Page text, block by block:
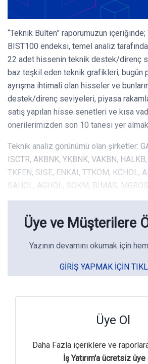
“Teknik Bülten” raporumuzun
BIST100 endeksi, temel analiz
22 adet hissenin teknik destek/direnç
baz teşkil eden teknik grafikleri, bugün
ayrışma ihtimali olan hisseler ve
destek/direnç seviyeleri, piyasa
satış yapılan hisse senetleri ve kısa
önerilerimizden son 10 tanesi yer
Teknik analiz görünümü olan şirketler:
ISCTR, AKBNK, YKBNK, VAKBN, HALKB,
TKFEN, SISE, ENKAI, TTKOM, KCHOL,
SAHOL, AGHOL, SOKM, BIMAS,
Üye ve Müşterilere
Yazının devamını okumak için
GIRIŞ YAPMAK IÇIN
Üye Ol
Daha Fazla içeriklere ve
İş Yatırım'a ücretsiz üye